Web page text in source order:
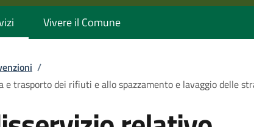
Vivere il Comune
/
trasporto dei rifiuti e allo spazzamento e lavaggio delle